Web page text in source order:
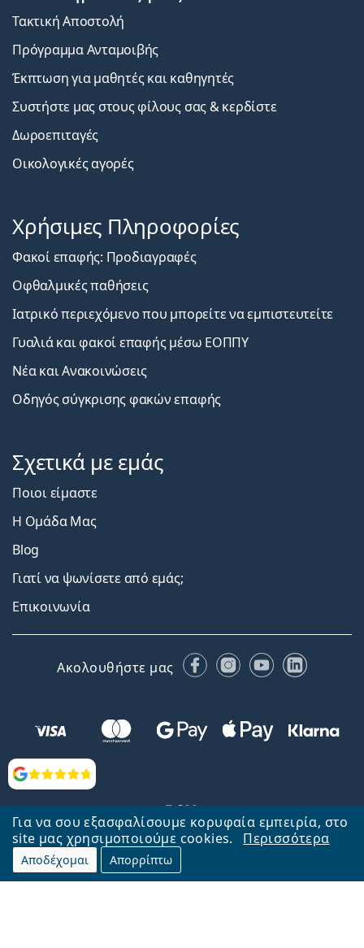
Για να σου εξασφαλίσουμε κορυφαία εμπειρία, στο
site μας χρησιμοποιούμε cookies.
Περισσότερα
Αποδέχομαι Απορρίπτω
Αξιολογήσεις
Τακτική Αποστολή
Πρόγραμμα Ανταμοιβής
Έκπτωση για μαθητές και καθηγητές
Συστήστε μας στους φίλους σας & κερδίστε
Δωροεπιταγές
Οικολογικές αγορές
Χρήσιμες Πληροφορίες
Φακοί επαφής: Προδιαγραφές
Οφθαλμικές παθήσεις
Ιατρικό περιεχόμενο που μπορείτε να εμπιστευτείτε
Γυαλιά και φακοί επαφής μέσω ΕΟΠΠΥ
Νέα και Ανακοινώσεις
Οδηγός σύγκρισης φακών επαφής
Σχετικά με εμάς
Ποιοι είμαστε
Η Ομάδα Μας
Blog
Γιατί να ψωνίσετε από εμάς;
Επικοινωνία
Ακολουθήστε μας FacebookInstagram
YouTubeLinkedIn
Επιστροφή στην αρχική σελίδα